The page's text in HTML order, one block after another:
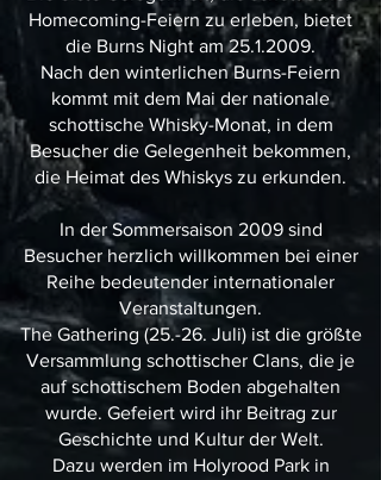
Homecoming-Feiern zu erleben, bietet
die Burns Night am25.1.2009.
Nach den winterlichen Burns-Feiern
kommt mit dem Mai der nationale
schottische Whisky-Monat, in dem
Besucher die Gelegenheit bekommen,
die Heimat des Whiskys zu erkunden.
In der Sommersaison 2009 sind
Besucher herzlich willkommen bei einer
Reihe bedeutender internationaler
Veranstaltungen.
The Gathering (25.-26. Juli) ist die größte
Versammlung schottischer Clans, die je
auf schottischem Boden abgehalten
wurde. Gefeiert wird ihr Beitrag zur
Geschichte und Kultur der Welt.
Dazu werden im Holyrood Park in